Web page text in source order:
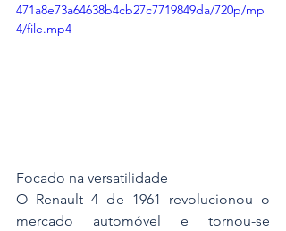
471a8e73a64638b4cb27c7719849da/720p/mp
4/file.mp4
Focado na versatilidade
O Renault 4 de 1961 revolucionou o
mercado automóvel e tornou-se